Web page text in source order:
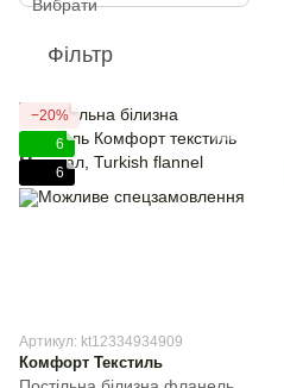
Фільтр
−20%
6
6
Артикул: kt12334934909
Комфорт Текстиль